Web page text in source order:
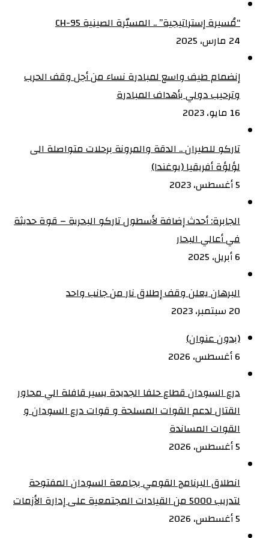
“مُسيرة إستراتيجية” .. المسيّرة الصينية CH-95
24 مارس، 2025
إنضمام طيف واسع لمبادرة نساء من أجل وقف الحرب
وترحيب دولي بأهداف المبادرة
16 مايو، 2023
تاركو للطيران .. الدقة والمرونة برحلات متواصلة الى
لؤلؤة أفريقيا (يوغندا)
5 أغسطس، 2023
الجابرة: أحدث إضافة لأسطول تاركو البحرية – قوة حديثة
في أعالي البحار
6 أبريل، 2025
البرهان يعلن وقف إطلاق نار من جانب واحد
20 سبتمبر، 2023
(بدون عنوان)
6 أغسطس، 2026
درع السودان قطاع حلفا الجديدة يسير قافلة الي محاور
القتال لدعم القوات المسلحة و قوات درع السودان و
القوات المساندة
5 أغسطس، 2026
انطلاق البرنامج القومي بجامعة السودان المفتوحة
لتدريب 5000 من القيادات المجتمعية على إدارة الأزمات
5 أغسطس، 2026